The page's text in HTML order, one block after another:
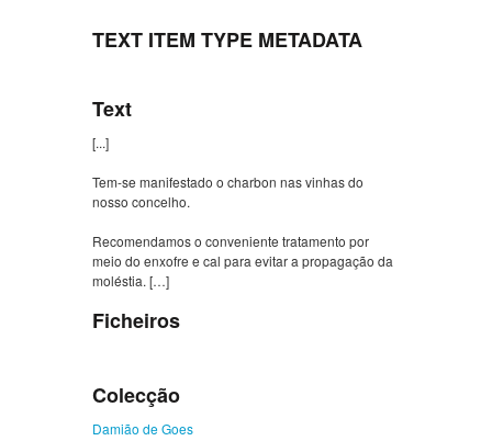
TEXT ITEM TYPE METADATA
Text
[...]
Tem-se manifestado o charbon nas vinhas do
nosso concelho.
Recomendamos o conveniente tratamento por
meio do enxofre e cal para evitar a propagação da
moléstia. […]
Ficheiros
Colecção
Damião de Goes